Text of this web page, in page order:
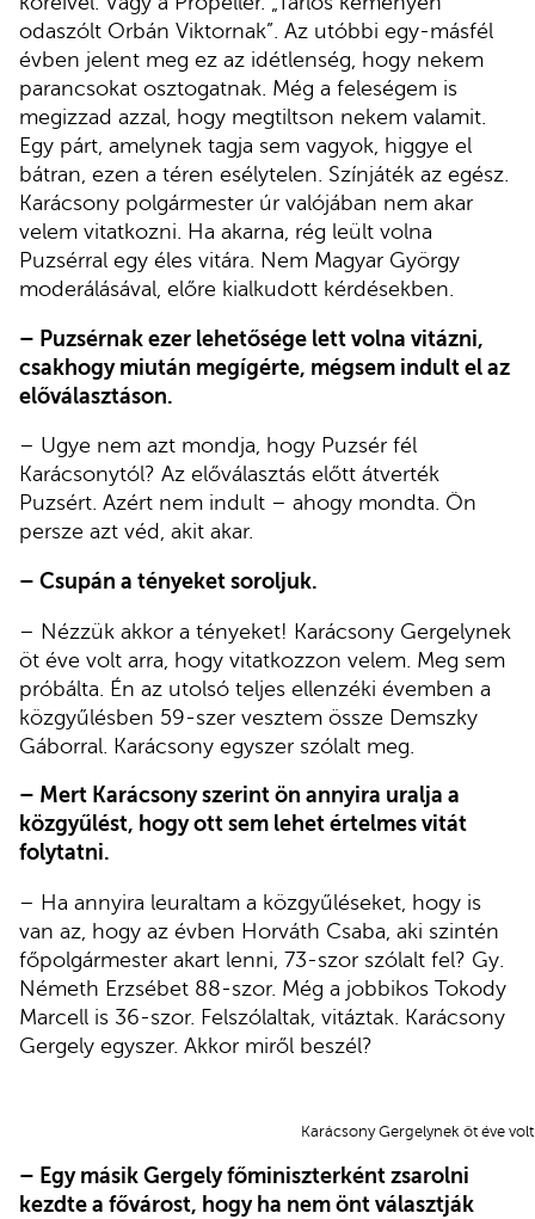
odaszólt Orbán Viktornak”. Az utóbbi egy-másfél
évben jelent meg ez az idétlenség, hogy nekem
parancsokat osztogatnak. Még a feleségem is
megizzad azzal, hogy megtiltson nekem valamit.
Egy párt, amelynek tagja sem vagyok, higgye el
bátran, ezen a téren esélytelen. Színjáték az egész.
Karácsony polgármester úr valójában nem akar
velem vitatkozni. Ha akarna, rég leült volna
Puzsérral egy éles vitára. Nem Magyar György
moderálásával, előre kialkudott kérdésekben.
– Puzsérnak ezer lehetősége lett volna vitázni,
csakhogy miután megígérte, mégsem indult el az
előválasztáson.
– Ugye nem azt mondja, hogy Puzsér fél
Karácsonytól? Az előválasztás előtt átverték
Puzsért. Azért nem indult – ahogy mondta. Ön
persze azt véd, akit akar.
– Csupán a tényeket soroljuk.
– Nézzük akkor a tényeket! Karácsony Gergelynek
öt éve volt arra, hogy vitatkozzon velem. Meg sem
próbálta. Én az utolsó teljes ellenzéki évemben a
közgyűlésben 59-szer vesztem össze Demszky
Gáborral. Karácsony egyszer szólalt meg.
– Mert Karácsony szerint ön annyira uralja a
közgyűlést, hogy ott sem lehet értelmes vitát
folytatni.
– Ha annyira leuraltam a közgyűléseket, hogy is
van az, hogy az évben Horváth Csaba, aki szintén
főpolgármester akart lenni, 73-szor szólalt fel? Gy.
Németh Erzsébet 88-szor. Még a jobbikos Tokody
Marcell is 36-szor. Felszólaltak, vitáztak. Karácsony
Gergely egyszer. Akkor miről beszél?
Karácsony Gergelynek öt éve
– Egy másik Gergely főminiszterként zsarolni
kezdte a fővárost, hogy ha nem önt választják